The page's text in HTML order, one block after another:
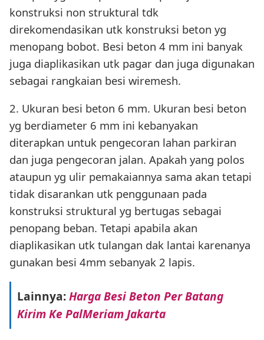
konstruksi non struktural tdk
direkomendasikan utk konstruksi beton yg
menopang bobot. Besi beton 4 mm ini banyak
juga diaplikasikan utk pagar dan juga digunakan
sebagai rangkaian besi wiremesh.
2. Ukuran besi beton 6 mm. Ukuran besi beton
yg berdiameter 6 mm ini kebanyakan
diterapkan untuk pengecoran lahan parkiran
dan juga pengecoran jalan. Apakah yang polos
ataupun yg ulir pemakaiannya sama akan tetapi
tidak disarankan utk penggunaan pada
konstruksi struktural yg bertugas sebagai
penopang beban. Tetapi apabila akan
diaplikasikan utk tulangan dak lantai karenanya
gunakan besi 4mm sebanyak 2 lapis.
Lainnya:Harga Besi Beton Per Batang
Kirim Ke PalMeriam Jakarta